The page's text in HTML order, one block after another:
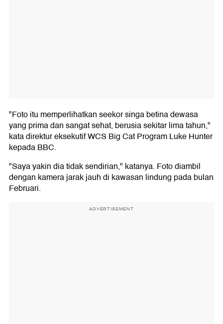
"Foto itu memperlihatkan seekor singa betina dewasa
yang prima dan sangat sehat, berusia sekitar lima tahun,"
kata direktur eksekutif WCS Big Cat Program Luke Hunter
kepada BBC.
"Saya yakin dia tidak sendirian," katanya. Foto diambil
dengan kamera jarak jauh di kawasan lindung pada bulan
Februari.
ADVERTISEMENT